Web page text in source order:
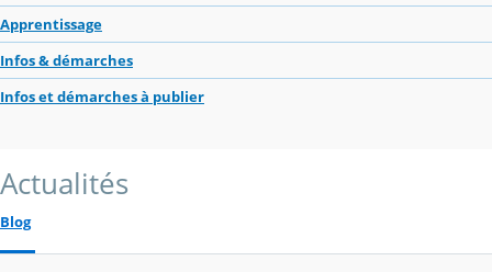
Apprentissage
Infos & démarches
Infos et démarches à publier
Actualités
Blog